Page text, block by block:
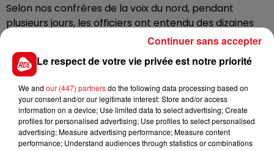
Selon nos confrères de la voix du nord, pendant
plusieurs jours, les officiers ont entendu des dizaines
de pompiers lensois, suite à la découverte de quelques
grammes de stupéfiants dans la caserne. «
sont basés que sur des témoignages du style :"Ce
soir-là, il titubait"," Un jour ça sentait le cannabis dans
le couloir…"Il n’y a eu aucun test positif, aucune
saisie sur mon client, rien de concret.» Selon l’avocat,
le sapeur-pompier artésien aurait même subi «des
règlements de comptes» de la part de plusieurs
Le respect de votre vie privée est notre priorité
We and our (447) partnersdo the following data processing based on
your consent and/or our legitimate interest: Store and/or access
information on a device; Use limited data to select advertising; Create
profiles for personalised advertising; Use profiles to select personalised
advertising; Measure advertising performance; Measure content
performance; Understand audiences through statistics or combinations
Continuer sans accepter